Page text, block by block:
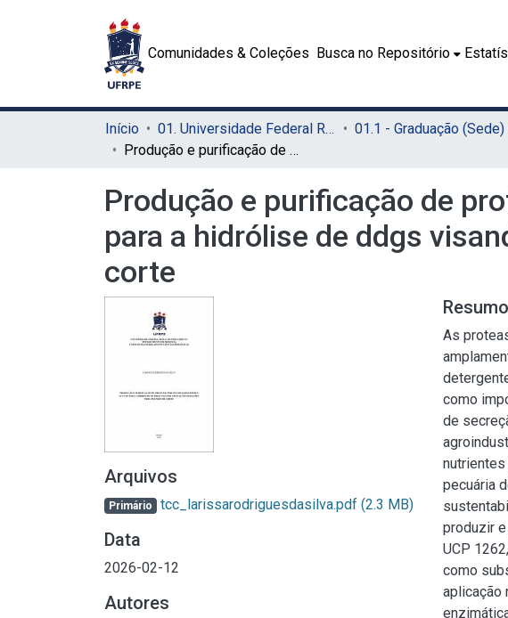
Comunidades & Coleções Busca no Repositório
Início 01. Universidade Federal Rural de Pernambuco - UFRPE (Sede) 01.1 - Graduação (Sede)
Produção e purificação de protease por Mucor subtilissimus UCP 1262 para a hidrólise de ddgs visando aplicação em rações para frangos de corte
Produção e purificação de
para a hidrólise de ddgs
corte
Arquivos
Primário tcc_larissarodriguesdasilva.pdf (2.3 MB)
Data
2026-02-12
Autores
Resumo
As
como
de
pecuária
produzir
UCP
como
aplicação